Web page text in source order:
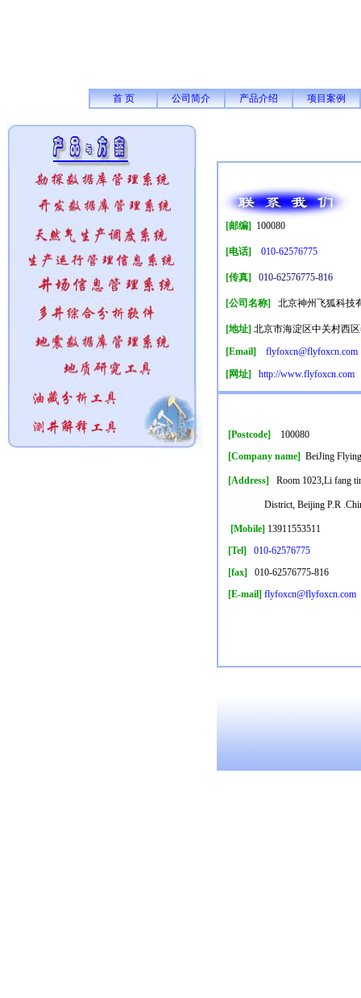
首 页 公司简介 产品介绍 项目案例
[邮编] 100080
[电话] 010-62576775
[传真] 010-62576775-816
[公司名称] 北京神州飞狐科技
[地址] 北京市海淀区中关村西
[Email]
flyfoxcn@flyfoxcn.com
[网址] http://www.flyfoxcn.com
[Postcode]
100080
[Company name] BeiJing
[Address] Room 1023,Li fang
District, Beijing P.R
[Mobile] 13911553511
[Tel]
010-62576775
[fax]
010-62576775-816
[E-mail] flyfoxcn@flyfoxcn.com